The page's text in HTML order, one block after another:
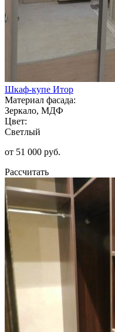
Шкаф-купе Итор
Материал фасада:
Зеркало, МДФ
Цвет:
Светлый
от 51 000 руб.
Рассчитать